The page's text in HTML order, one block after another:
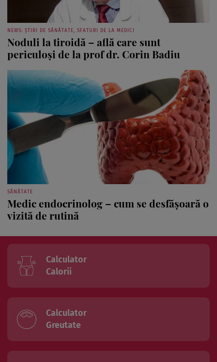
NEWS: ȘTIRI DE SĂNĂTATE, SFATURI DE LA MEDICI
Noduli la tiroidă – află care sunt
periculoşi de la prof dr. Corin Badiu
Medic endocrinolog – cum se desfăşoară o
vizită de rutină
Calorii
Greutate